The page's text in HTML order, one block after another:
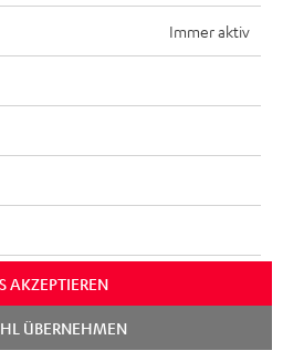
30 m Lautsprecherkabel
Paar Satelliten-Lautsprecher
Aktiv-Subwoofer S 6000 SW
Aktiv-Subwoofer S 6000 SW
Satelliten-Lautsprecher S 600
Immer aktiv
AKZEPTIEREN
ÜBERNEHMEN